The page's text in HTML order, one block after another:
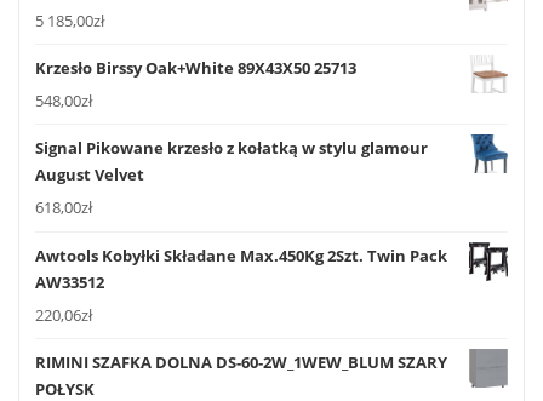
5 185,00zł
Krzesło Birssy Oak+White 89X43X50 25713
548,00zł
Signal Pikowane krzesło z kołatką w stylu glamour
August Velvet
618,00zł
Awtools Kobyłki Składane Max.450Kg 2Szt. Twin Pack
AW33512
220,06zł
RIMINI SZAFKA DOLNA DS-60-2W_1WEW_BLUM SZARY
POŁYSK